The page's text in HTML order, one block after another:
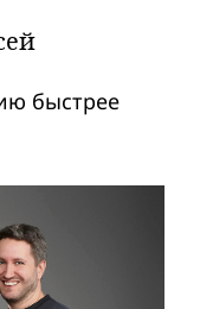
быстрее